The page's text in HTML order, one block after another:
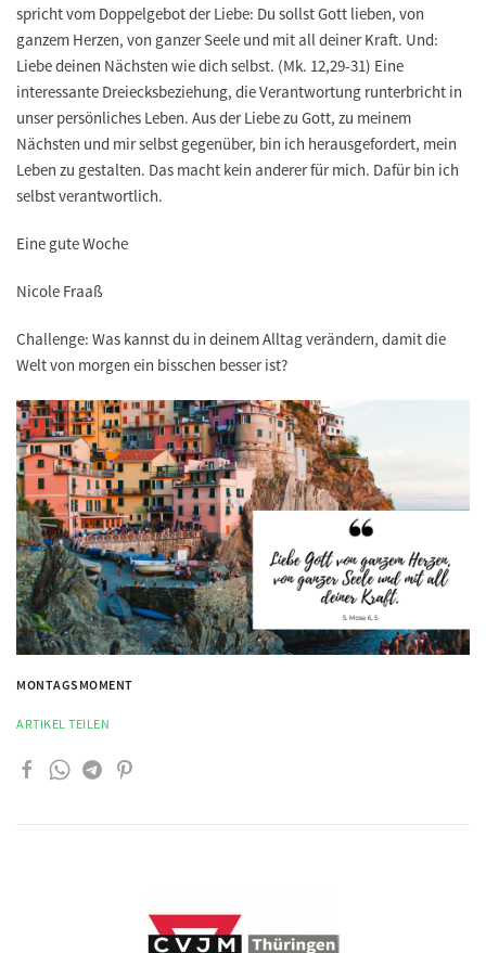
spricht vom Doppelgebot der Liebe: Du sollst Gott lieben, von
ganzem Herzen, von ganzer Seele und mit all deiner Kraft. Und:
Liebe deinen Nächsten wie dich selbst. (Mk. 12,29-31) Eine
interessante Dreiecksbeziehung, die Verantwortung runterbricht in
unser persönliches Leben. Aus der Liebe zu Gott, zu meinem
Nächsten und mir selbst gegenüber, bin ich herausgefordert, mein
Leben zu gestalten. Das macht kein anderer für mich. Dafür bin ich
selbst verantwortlich.
Eine gute Woche
Nicole Fraaß
Challenge:​ Was kannst du in deinem Alltag verändern, damit die
Welt von morgen ein bisschen besser ist?
MONTAGSMOMENT
ARTIKEL TEILEN